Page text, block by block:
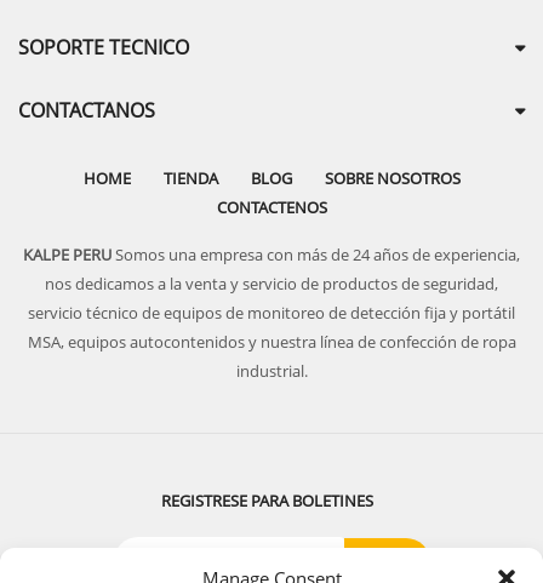
Manage Consent
SOPORTE TECNICO
CONTACTANOS
HOME TIENDA BLOG
SOBRE NOSOTROS
CONTACTENOS
KALPE PERUSomos una empresa con más de 24 años de experiencia,
nos dedicamos a la venta y servicio de productos de seguridad,
servicio técnico de equipos de monitoreo de detección fija y portátil
MSA, equipos autocontenidos y nuestra línea de confección de ropa
industrial.
REGISTRESE PARA BOLETINES